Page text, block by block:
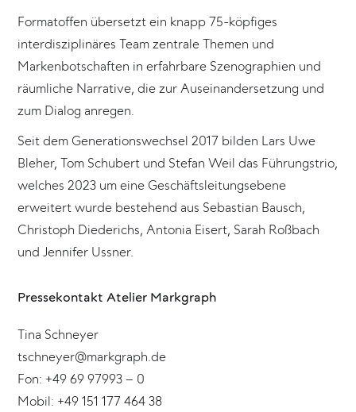
Formatoffen übersetzt ein knapp 75-köpfiges
interdisziplinäres Team zentrale Themen und
Markenbotschaften in erfahrbare Szenographien und
räumliche Narrative, die zur Auseinandersetzung und
zum Dialog anregen.
Seit dem Generationswechsel 2017 bilden Lars Uwe
Bleher, Tom Schubert und Stefan Weil das Führungstrio,
welches 2023 um eine Geschäftsleitungsebene
erweitert wurde bestehend aus Sebastian Bausch,
Christoph Diederichs, Antonia Eisert, Sarah Roßbach
und Jennifer Ussner.
Pressekontakt Atelier Markgraph
Tina Schneyer
tschneyer@markgraph.de
Fon: +49 69 97993 – 0
Mobil: +49 151 177 464 38